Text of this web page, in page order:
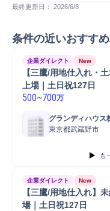
最終更新日： 2026/6/8
条件の近いおすす
企業ダイレクト New
【三鷹/用地仕入れ・
上場｜土日祝127日
500~700万
グランディハウス
東京都武蔵野市
も
企業ダイレクト New
【三鷹/用地仕入れ】
場｜土日祝127日